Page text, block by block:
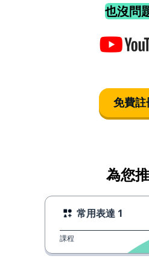
也沒問
免費註
為您
常用表達 1
課程